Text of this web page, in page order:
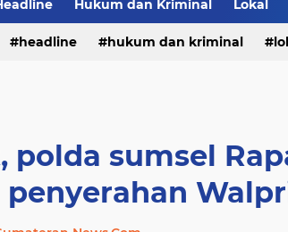
Hukum dan Kriminal Lokal
headline hukum dan kriminal
polda sumsel